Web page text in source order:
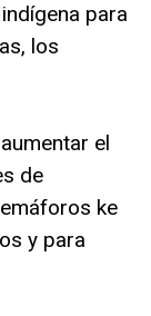
para
los
el
de
ke
y para